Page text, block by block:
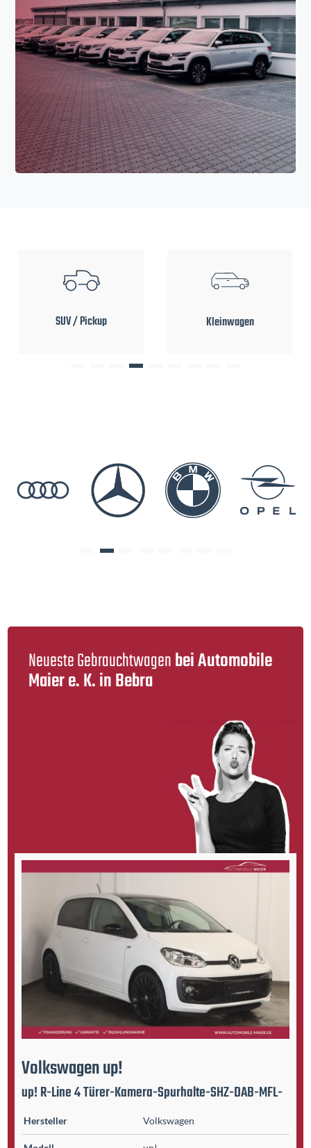
SUV / Pickup Kleinwagen
Neueste Gebraucht­wagenbei Automobile
Maier e. K. in Bebra
Volkswagenup!
up! R-Line 4 Türer-Kamera-Spurhalte-SHZ-DAB-MFL-
Hersteller Volkswagen